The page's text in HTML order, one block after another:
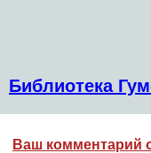
Библиотека
Ваш комментарий